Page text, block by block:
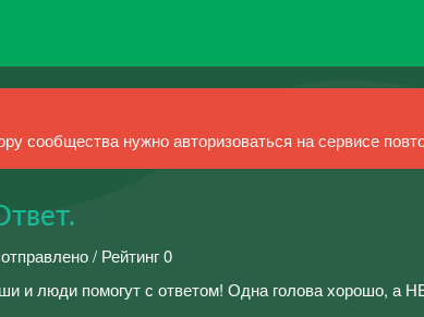
сообщества нужно авторизоваться на сервисе
/ Рейтинг 0
и люди помогут с ответом! Одна голова хорошо,